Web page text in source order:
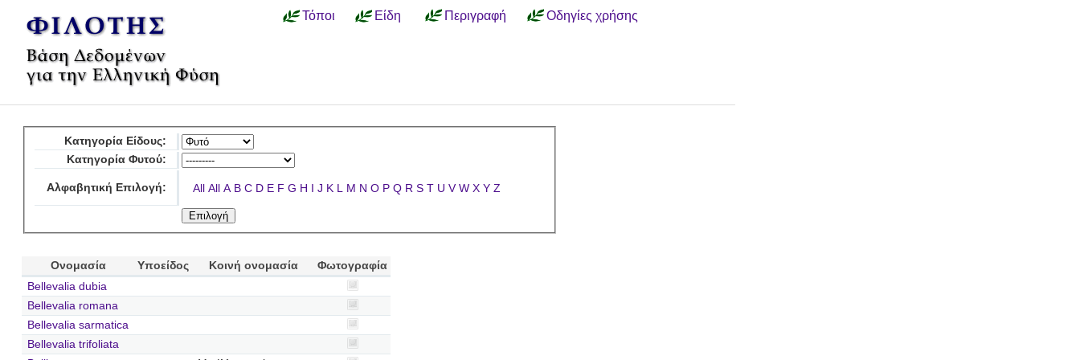
Τόποι Είδη Περιγραφή Οδηγίες χρήσης
Κατηγορία Είδους:
Κατηγορία Φυτού:
Αλφαβητική Επιλογή: All All A B C D E F G H I J K L M N O P Q R S T U V W X Y Z
Ονομασία Υποείδος Κοινή ονομασία
Φωτογραφία
Bellevalia dubia
Bellevalia romana
Bellevalia sarmatica
Bellevalia trifoliata